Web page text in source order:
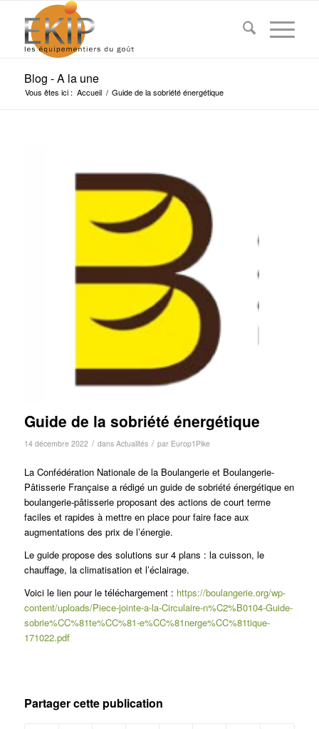
Blog - A la une
Vous êtes ici : Accueil / Guide de la sobriété énergétique
Guide de la sobriété énergétique
14 décembre 2022 / dans Actualités / par Europ1Pike
La Confédération Nationale de la Boulangerie et Boulangerie-
Pâtisserie Française a rédigé un guide de sobriété énergétique en
boulangerie-pâtisserie proposant des actions de court terme
faciles et rapides à mettre en place pour faire face aux
augmentations des prix de l’énergie.
Le guide propose des solutions sur 4 plans : la cuisson, le
chauffage, la climatisation et l’éclairage.
Voici le lien pour le téléchargement : https://boulangerie.org/wp-
content/uploads/Piece-jointe-a-la-Circulaire-n%C2%B0104-Guide-
sobrie%CC%81te%CC%81-e%CC%81nerge%CC%81tique-
171022.pdf
Partager cette publication